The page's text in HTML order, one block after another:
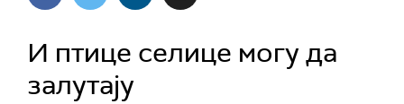
И птице селице могу да
залутају